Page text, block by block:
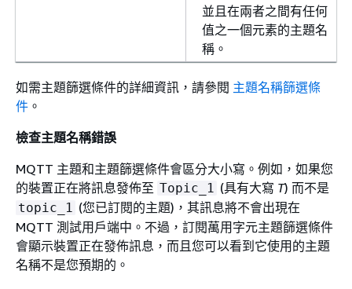
並且在兩者之間有任何
值之一個元素的主題名
稱。
如需主題篩選條件的詳細資訊，請參閱 主題名稱篩選條
件 。
檢查主題名稱錯誤
MQTT 主題和主題篩選條件會區分大小寫。例如，如果您
的裝置正在將訊息發佈至 Topic_1 (具有大寫 T) 而不是
topic_1 (您已訂閱的主題)，其訊息將不會出現在
MQTT 測試用戶端中。不過，訂閱萬用字元主題篩選條件
會顯示裝置正在發佈訊息，而且您可以看到它使用的主題
名稱不是您預期的。